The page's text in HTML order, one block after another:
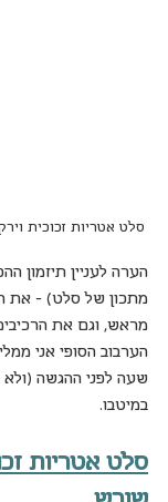
סלט אטריות זכוכית
הערה לעניין תיזמון
מתכון של סלט) - את
מראש, וגם את
הערבוב הסופי אני
שעה לפני ההגשה (ולא
במיטבו.
סלט אטריות